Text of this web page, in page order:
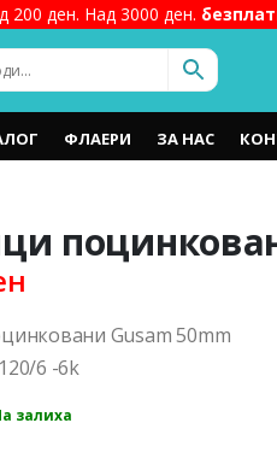
200 ден. Над 3000 ден.
ФЛАЕРИ ЗА НАС
Gusam 50mm
6 -6k
залиха